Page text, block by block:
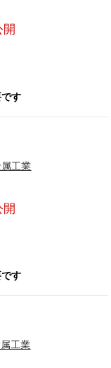
開
す
工業
開
す
工業